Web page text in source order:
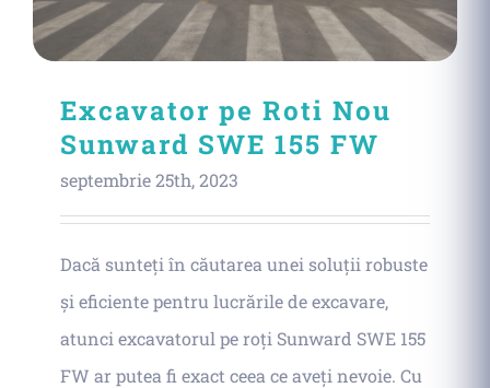
Excavator pe Roti Nou
Sunward SWE 155 FW
septembrie 25th, 2023
Dacă sunteți în căutarea unei soluții robuste
și eficiente pentru lucrările de excavare,
atunci excavatorul pe roți Sunward SWE 155
FW ar putea fi exact ceea ce aveți nevoie. Cu